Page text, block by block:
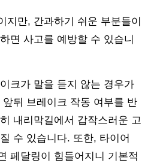
지만, 간과하기 쉬운 부분들이
면 사고를 예방할 수 있습니
크가 말을 듣지 않는 경우가
뒤 브레이크 작동 여부를 반
내리막길에서 갑작스러운 고
수 있습니다. 또한, 타이어
페달링이 힘들어지니 기본적